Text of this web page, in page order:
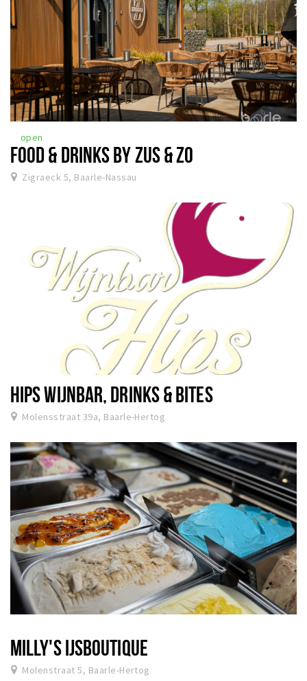
open
FOOD & DRINKS BY ZUS & ZO
Zigraeck 5, Baarle-Nassau
HIPS WIJNBAR, DRINKS & BITES
Molensstraat 39a, Baarle-Hertog
MILLY'S IJSBOUTIQUE
Molenstraat 5, Baarle-Hertog